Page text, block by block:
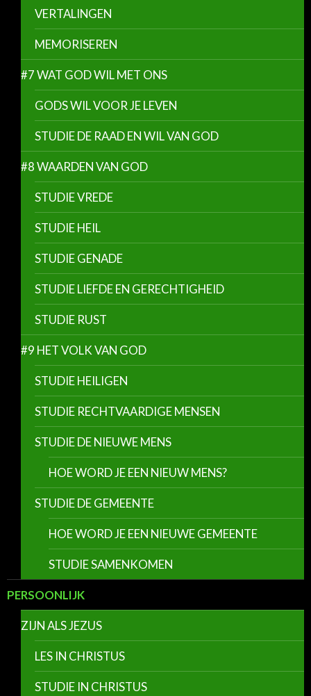
VERTALINGEN
MEMORISEREN
#7 WAT GOD WIL MET ONS
GODS WIL VOOR JE LEVEN
STUDIE DE RAAD EN WIL VAN GOD
#8 WAARDEN VAN GOD
STUDIE VREDE
STUDIE HEIL
STUDIE GENADE
STUDIE LIEFDE EN GERECHTIGHEID
STUDIE RUST
#9 HET VOLK VAN GOD
STUDIE HEILIGEN
STUDIE RECHTVAARDIGE MENSEN
STUDIE DE NIEUWE MENS
HOE WORD JE EEN NIEUW MENS?
STUDIE DE GEMEENTE
HOE WORD JE EEN NIEUWE GEMEENTE
STUDIE SAMENKOMEN
PERSOONLIJK
ZIJN ALS JEZUS
LES IN CHRISTUS
STUDIE IN CHRISTUS